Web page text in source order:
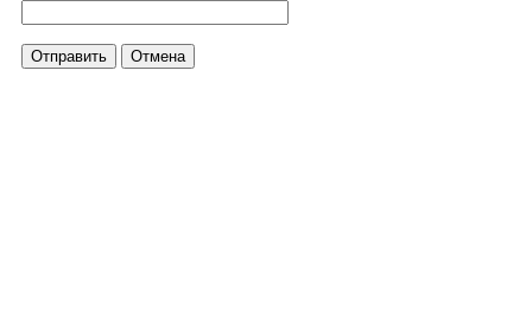
Отправить Отмена